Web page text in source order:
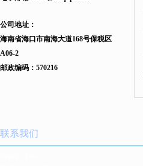
公司地址：
海南省海口市南海大道168号保税区
A06-2
邮政编码：570216
联系我们